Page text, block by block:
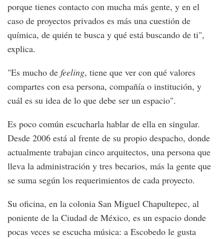
porque tienes contacto con mucha más gente, y en el
caso de proyectos privados es más una cuestión de
química, de quién te busca y qué está buscando de ti",
explica.
"Es mucho de feeling, tiene que ver con qué valores
compartes con esa persona, compañía o institución, y
cuál es su idea de lo que debe ser un espacio".
Es poco común escucharla hablar de ella en singular.
Desde 2006 está al frente de su propio despacho, donde
actualmente trabajan cinco arquitectos, una persona que
lleva la administración y tres becarios, más la gente que
se suma según los requerimientos de cada proyecto.
Su oficina, en la colonia San Miguel Chapultepec, al
poniente de la Ciudad de México, es un espacio donde
pocas veces se escucha música: a Escobedo le gusta